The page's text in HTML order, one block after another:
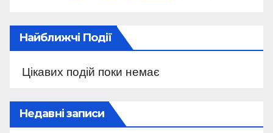
Найближчі Події
Цікавих подій поки немає
Недавні записи